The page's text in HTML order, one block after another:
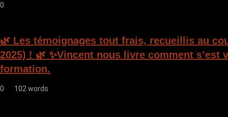
0
🌿 Les témoignages tout frais, recueillis au
2025) ! 🌿 ✨Vincent nous livre comment
formation.
0 102 words